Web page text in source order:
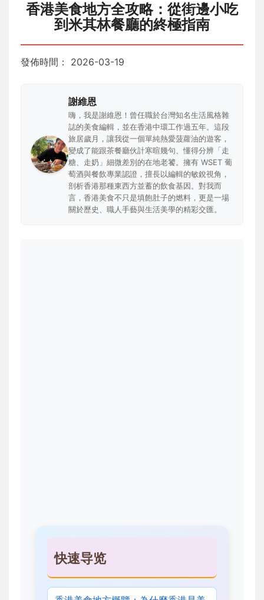
香港美食地方全攻略：從街邊小吃
到米其林餐廳的終極指南
發佈時間： 2026-03-19
謝維恩
嗨，我是謝維恩！曾任職於台灣知名生活風格雜
誌的美食編輯，並在香港中環工作過五年。這段
旅居歲月，讓我從一個單純熱愛菠蘿油的遊客，
變成了能跟茶餐廳伙計寒暄幾句、懂得分辨「走
糖、走奶」細微差別的在地老饕。擁有 WSET 葡
萄酒與餐飲專業認證，擅長以編輯的敏銳視角，
剖析香港那種東西方並蓄的飲食基因。對我而
言，香港美食不只是填飽肚子的燃料，更是一場
關於歷史、職人手藝與生活美學的精彩交匯。
快速导览